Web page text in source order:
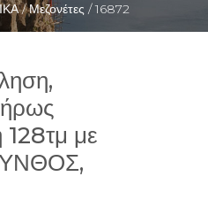
/Μεζονέτες /16872
με